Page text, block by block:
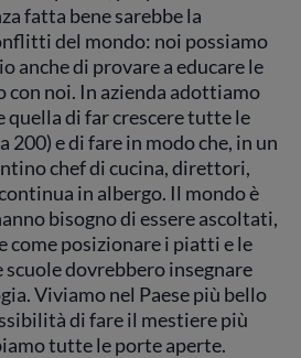
fatta bene sarebbe la
del mondo: noi possiamo
anche di provare a educare le
con noi. In azienda adottiamo
quella di far crescere tutte le
200) e di fare in modo che, in un
chef di cucina, direttori,
in albergo. Il mondo è
bisogno di essere ascoltati,
come posizionare i piatti e le
scuole dovrebbero insegnare
Viviamo nel Paese più bello
di fare il mestiere più
tutte le porte aperte.